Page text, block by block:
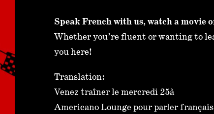
Speak French with us, watch a movie
Whether you’re fluent or wanting to
you here!
Translation:
Venez traîner le mercredi 25à
Americano Lounge pour parler